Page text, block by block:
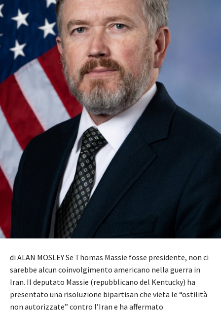
di ALAN MOSLEY Se Thomas Massie fosse presidente, non ci
sarebbe alcun coinvolgimento americano nella guerra in
Iran. Il deputato Massie (repubblicano del Kentucky) ha
presentato una risoluzione bipartisan che vieta le “ostilità
non autorizzate” contro l’Iran e ha affermato